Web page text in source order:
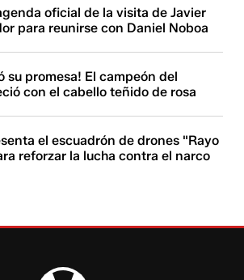
oficial de la visita de Javier
para reunirse con Daniel Noboa
su promesa! El campeón del
con el cabello teñido de rosa
el escuadrón de drones "Rayo
reforzar la lucha contra el narco